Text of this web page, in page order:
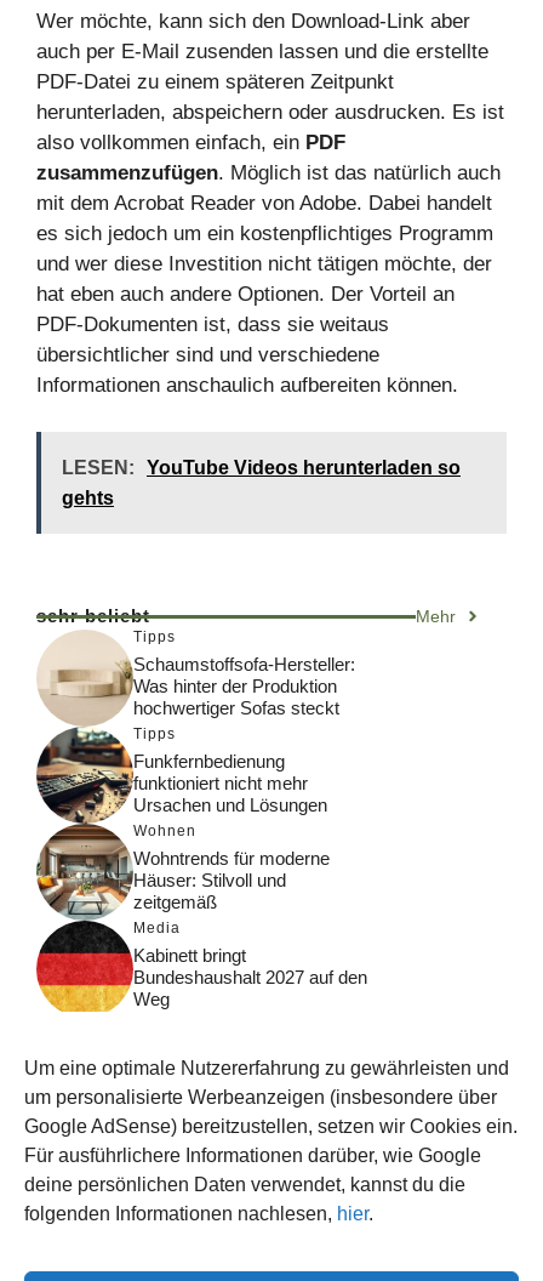
Um eine optimale Nutzererfahrung zu gewährleisten und
um personalisierte Werbeanzeigen (insbesondere über
Google AdSense) bereitzustellen, setzen wir Cookies ein.
Für ausführlichere Informationen darüber, wie Google
deine persönlichen Daten verwendet, kannst du die
folgenden Informationen nachlesen, hier.
Wer möchte, kann sich den Download-Link aber
auch per E-Mail zusenden lassen und die erstellte
PDF-Datei zu einem späteren Zeitpunkt
herunterladen, abspeichern oder ausdrucken. Es ist
also vollkommen einfach, ein PDF
zusammenzufügen. Möglich ist das natürlich auch
mit dem Acrobat Reader von Adobe. Dabei handelt
es sich jedoch um ein kostenpflichtiges Programm
und wer diese Investition nicht tätigen möchte, der
hat eben auch andere Optionen. Der Vorteil an
PDF-Dokumenten ist, dass sie weitaus
übersichtlicher sind und verschiedene
Informationen anschaulich aufbereiten können.
LESEN:
YouTube Videos herunterladen so
gehts
sehr beliebt Mehr
Tipps
Schaumstoffsofa-Hersteller:
Was hinter der Produktion
hochwertiger Sofas steckt
Tipps
Funkfernbedienung
funktioniert nicht mehr
Ursachen und Lösungen
Wohnen
Wohntrends für moderne
Häuser: Stilvoll und
zeitgemäß
Media
Kabinett bringt
Bundeshaushalt 2027 auf den
Weg
Funktionsweise, Prozesse
und Rankinglogik
Computer
Wieso habe ich im moment
kein Internet?